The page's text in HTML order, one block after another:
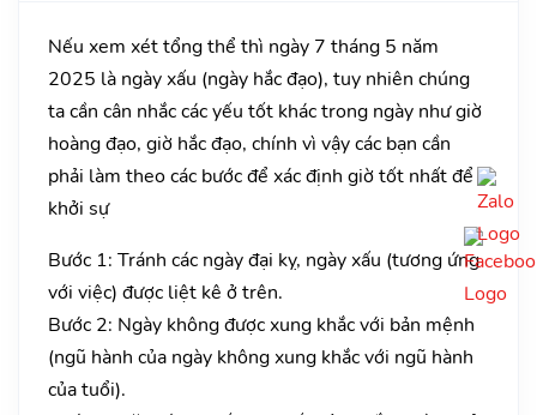
Nếu xem xét tổng thể thì ngày 7 tháng 5 năm
2025 là ngày xấu (ngày hắc đạo), tuy nhiên chúng
ta cần cân nhắc các yếu tốt khác trong ngày như giờ
hoàng đạo, giờ hắc đạo, chính vì vậy các bạn cần
phải làm theo các bước để xác định giờ tốt nhất để
khởi sự
Bước 1: Tránh các ngày đại kỵ, ngày xấu (tương ứng
với việc) được liệt kê ở trên.
Bước 2: Ngày không được xung khắc với bản mệnh
(ngũ hành của ngày không xung khắc với ngũ hành
của tuổi).